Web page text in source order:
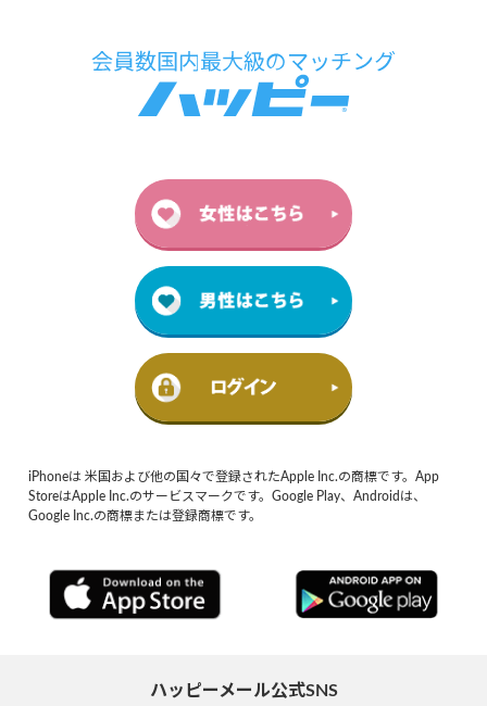
iPhoneは 米国および他の国々で登録されたApple Inc.の商標です。App
StoreはApple Inc.のサービスマークです。Google Play、Androidは、
Google Inc.の商標または登録商標です。
ハッピーメール公式SNS